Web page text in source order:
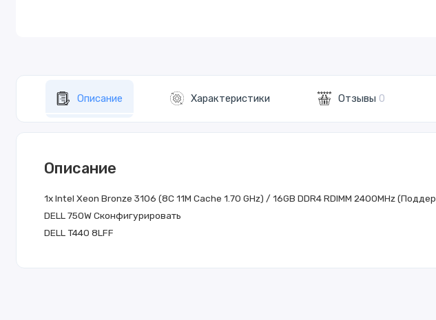
Описание Характеристики Отзывы 0
Описание
1x Intel Xeon Bronze 3106 (8C 11M Cache 1.70 GHz) / 16GB DDR4 RDIMM 2400MHz
DELL 750WСконфигурировать
DELL T440 8LFF